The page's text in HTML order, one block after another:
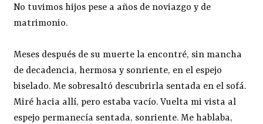
No tuvimos hijos pese a años de noviazgo y de
matrimonio.
Meses después de su muerte la encontré, sin mancha
de decadencia, hermosa y sonriente, en el espejo
biselado. Me sobresaltó descubrirla sentada en el sofá.
Miré hacia allí, pero estaba vacío. Vuelta mi vista al
espejo permanecía sentada, sonriente. Me hablaba,